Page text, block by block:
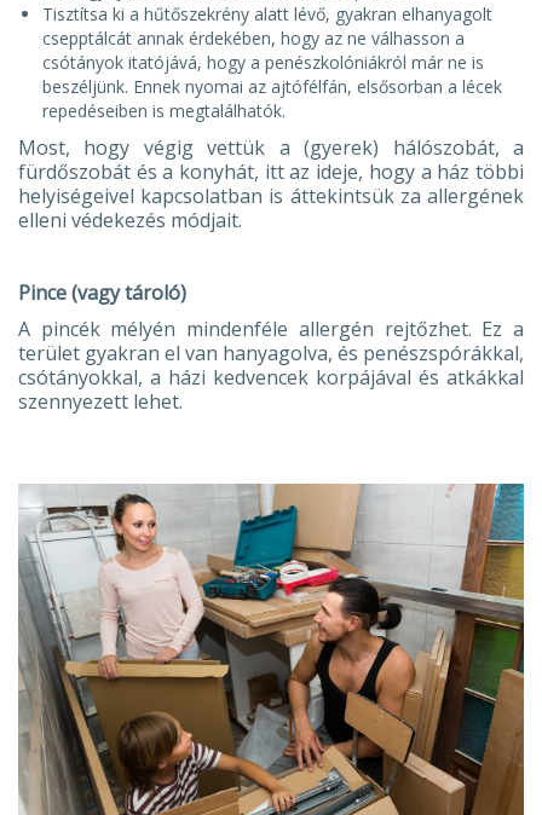
Tisztítsa ki a hűtőszekrény alatt lévő, gyakran elhanyagolt
csepptálcát annak érdekében, hogy az ne válhasson a
csótányok itatójává, hogy a penészkolóniákról már ne is
beszéljünk. Ennek nyomai az ajtófélfán, elsősorban a lécek
repedéseiben is megtalálhatók.
Most, hogy végig vettük a (gyerek) hálószobát, a
fürdőszobát és a konyhát, itt az ideje, hogy a ház többi
helyiségeivel kapcsolatban is áttekintsük za allergének
elleni védekezés módjait.
Pince (vagy tároló)
A pincék mélyén mindenféle allergén rejtőzhet. Ez a
terület gyakran el van hanyagolva, és penészspórákkal,
csótányokkal, a házi kedvencek korpájával és atkákkal
szennyezett lehet.